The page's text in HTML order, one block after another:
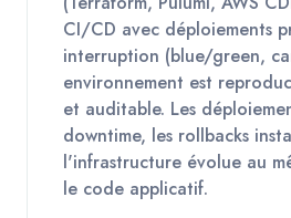
CI/CD avec déploiements
interruption (blue/green,
environnement est
et auditable. Les
downtime, les rollbacks
l'infrastructure évolue au
le code applicatif.